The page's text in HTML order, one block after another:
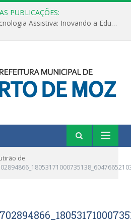
PUBLICAÇÕES:
Inteligência Artificial e Tecnologia Assistiva: Inovando a Educação Especial e Inclusiva
de